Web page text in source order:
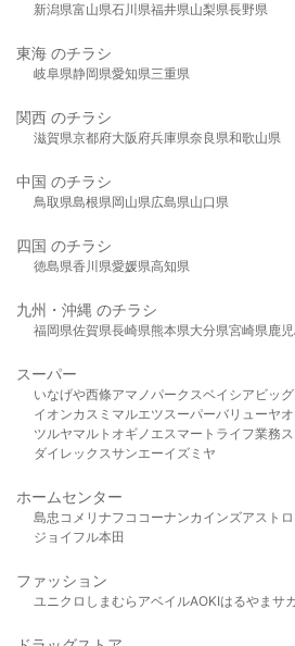
新潟県富山県石川県福井県山梨県長野県
東海 のチラシ
岐阜県静岡県愛知県三重県
関西 のチラシ
滋賀県京都府大阪府兵庫県奈良県和歌山県
中国 のチラシ
鳥取県島根県岡山県広島県山口県
四国 のチラシ
徳島県香川県愛媛県高知県
九州・沖縄 のチラシ
福岡県佐賀県長崎県熊本県大分県宮崎県鹿
スーパー
いなげや西條アマノパークスベイシア ビッ
イオンカスミ マルエツスーパーバリューヤ
ツルヤマルト オギノ エスマート ライフ業務
ダイレックスサンエーイズミヤ
ホームセンター
島忠 コメリ ナフコ コーナンカインズアスト
ジョイフル本田
ファッション
ユニクロ しまむら アベイルAOKIはるやま サ